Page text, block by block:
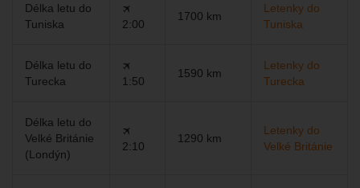
Délka letu do
Tuniska
🛪
2:00
1700 km
Letenky do
Tuniska
Délka letu do
Turecka
🛪
1:50
1590 km
Letenky do
Turecka
Délka letu do
Velké Británie
(Londýn)
🛪
2:10
1290 km
Letenky do
Velké Británie